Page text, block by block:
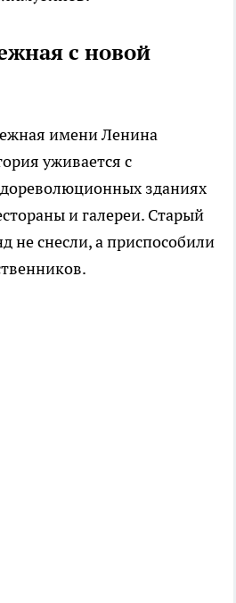
с новой
имени Ленина
уживается с
зданиях
и галереи. Старый
не снесли, а приспособили